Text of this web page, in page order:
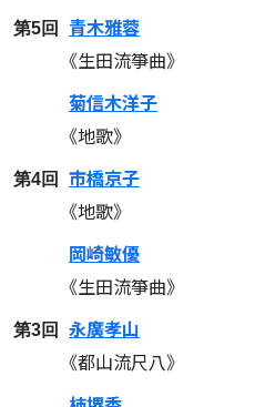
第5回
青木雅蓉
《生田流箏曲》
菊信木洋子
《地歌》
第4回
市橋京子
《地歌》
岡崎敏優
《生田流箏曲》
第3回
永廣孝山
《都山流尺八》